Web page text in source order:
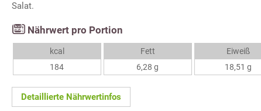
Salat.
Nährwert pro Portion
kcal
184
Fett
6,28 g
Eiweiß
18,51 g
Detaillierte Nährwertinfos